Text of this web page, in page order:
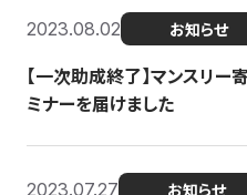
2023.08.02 お知らせ
【一次助成終了】マンスリ
ミナーを届けました
2023.07.27 お知らせ